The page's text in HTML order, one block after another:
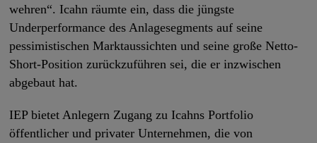
wehren“. Icahn räumte ein, dass die jüngste
Underperformance des Anlagesegments auf seine
pessimistischen Marktaussichten und seine große Netto-
Short-Position zurückzuführen sei, die er inzwischen
abgebaut hat.
IEP bietet Anlegern Zugang zu Icahns Portfolio
öffentlicher und privater Unternehmen, die von